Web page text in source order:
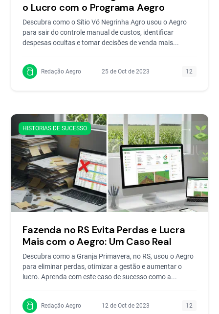
o Lucro com o Programa Aegro
Descubra como o Sítio Vó Negrinha Agro usou o Aegro
para sair do controle manual de custos, identificar
despesas ocultas e tomar decisões de venda mais...
Redação Aegro 25 de Oct de 2023 12
HISTORIAS DE SUCESSO
Fazenda no RS Evita Perdas e Lucra
Mais com o Aegro: Um Caso Real
Descubra como a Granja Primavera, no RS, usou o Aegro
para eliminar perdas, otimizar a gestão e aumentar o
lucro. Aprenda com este caso de sucesso como a...
Redação Aegro 12 de Oct de 2023 12